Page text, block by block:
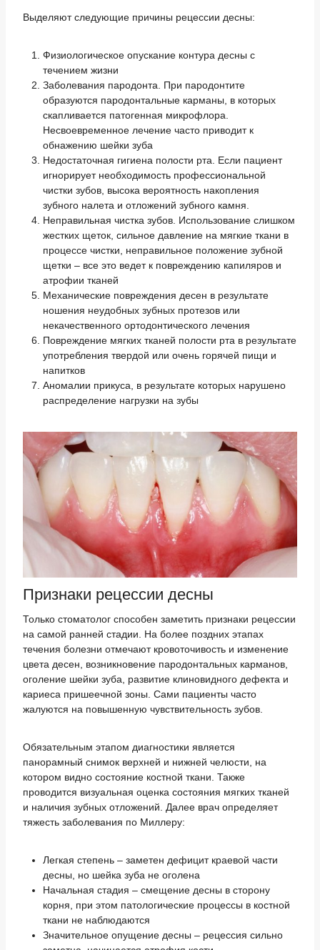
Выделяют следующие причины рецессии десны:
Физиологическое опускание контура десны с
течением жизни
Заболевания пародонта. При пародонтите
образуются пародонтальные карманы, в которых
скапливается патогенная микрофлора.
Несвоевременное лечение часто приводит к
обнажению шейки зуба
Недостаточная гигиена полости рта. Если пациент
игнорирует необходимость профессиональной
чистки зубов, высока вероятность накопления
зубного налета и отложений зубного камня.
Неправильная чистка зубов. Использование слишком
жестких щеток, сильное давление на мягкие ткани в
процессе чистки, неправильное положение зубной
щетки – все это ведет к повреждению капиляров и
атрофии тканей
Механические повреждения десен в результате
ношения неудобных зубных протезов или
некачественного ортодонтического лечения
Повреждение мягких тканей полости рта в результате
употребления твердой или очень горячей пищи и
напитков
Аномалии прикуса, в результате которых нарушено
распределение нагрузки на зубы
Признаки рецессии десны
Только стоматолог способен заметить признаки рецессии
на самой ранней стадии. На более поздних этапах
течения болезни отмечают кровоточивость и изменение
цвета десен, возникновение пародонтальных карманов,
оголение шейки зуба, развитие клиновидного дефекта и
кариеса пришеечной зоны. Сами пациенты часто
жалуются на повышенную чувствительность зубов.
Обязательным этапом диагностики является
панорамный снимок верхней и нижней челюсти, на
котором видно состояние костной ткани. Также
проводится визуальная оценка состояния мягких тканей
и наличия зубных отложений. Далее врач определяет
тяжесть заболевания по Миллеру:
Легкая степень – заметен дефицит краевой части
десны, но шейка зуба не оголена
Начальная стадия – смещение десны в сторону
корня, при этом патологические процессы в костной
ткани не наблюдаются
Значительное опущение десны – рецессия сильно